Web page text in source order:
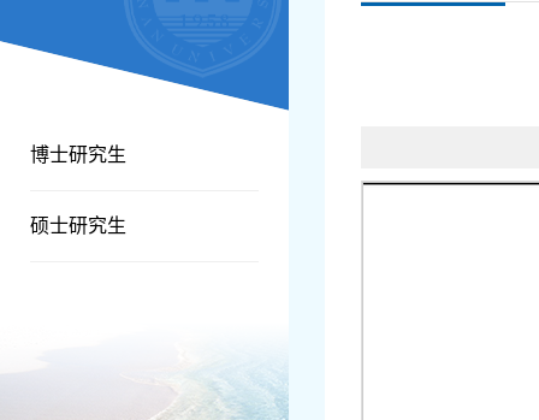
博士研究生
硕士研究生